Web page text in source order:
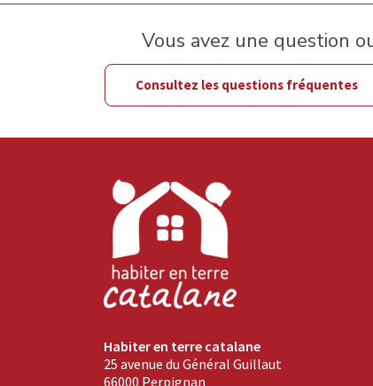
Vous avez une question
Consultez les questions fréquentes
Habiter en terre catalane
25 avenue du Général Guillaut
66000 Perpignan